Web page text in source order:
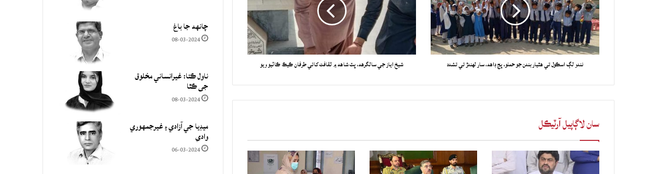
نندو لڳ اسڪول تي هٿياربندن جو حملو، ڀڃ ڊاهه، سار لهندڙ تي تشدد شيخ اياز جي سالگرهه، ڀٽ شاهه ۾ ثقافت کاتي طرفان ڪيڪ ڪاٽيو ويو
سان لاڳاپيل آرٽيڪل
چانهه جا باغ
08-03-2024
ناول ڪتا: غيرانساني مخلوق
جي ڪٿا
08-03-2024
ميڊيا جي آزادي ۽ غيرجمھوري
وادي
06-03-2024